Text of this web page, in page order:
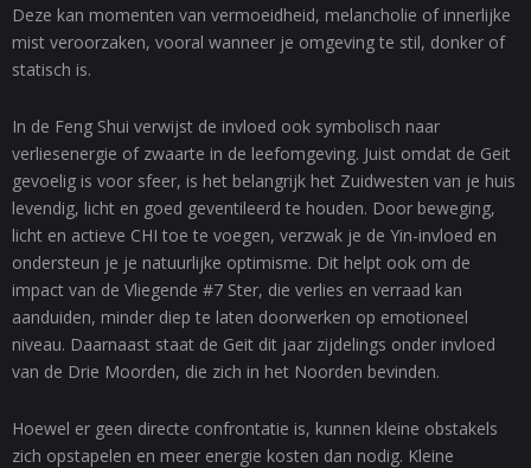
Deze kan momenten van vermoeidheid, melancholie of innerlijke
mist veroorzaken, vooral wanneer je omgeving te stil, donker of
statisch is.
In de Feng Shui verwijst de invloed ook symbolisch naar
verliesenergie of zwaarte in de leefomgeving. Juist omdat de Geit
gevoelig is voor sfeer, is het belangrijk het Zuidwesten van je huis
levendig, licht en goed geventileerd te houden. Door beweging,
licht en actieve CHI toe te voegen, verzwak je de Yin-invloed en
ondersteun je je natuurlijke optimisme. Dit helpt ook om de
impact van de Vliegende #7 Ster, die verlies en verraad kan
aanduiden, minder diep te laten doorwerken op emotioneel
niveau. Daarnaast staat de Geit dit jaar zijdelings onder invloed
van de Drie Moorden, die zich in het Noorden bevinden.
Hoewel er geen directe confrontatie is, kunnen kleine obstakels
zich opstapelen en meer energie kosten dan nodig. Kleine